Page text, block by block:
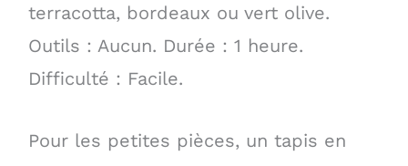
terracotta, bordeaux ou vert olive.
Outils : Aucun. Durée : 1 heure.
Difficulté : Facile.
Pour les petites pièces, un tapis en